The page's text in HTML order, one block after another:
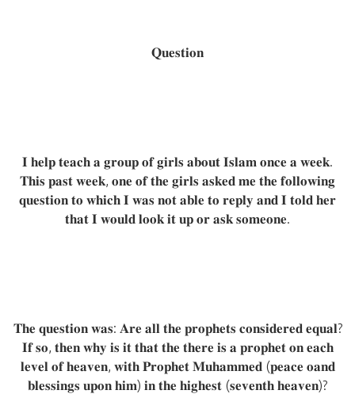
𝐐𝐮𝐞𝐬𝐭𝐢𝐨𝐧
𝐈 𝐡𝐞𝐥𝐩 𝐭𝐞𝐚𝐜𝐡 𝐚 𝐠𝐫𝐨𝐮𝐩 𝐨𝐟 𝐠𝐢𝐫𝐥𝐬 𝐚𝐛𝐨𝐮𝐭 𝐈𝐬𝐥𝐚𝐦 𝐨𝐧𝐜𝐞 𝐚 𝐰𝐞𝐞𝐤.
𝐓𝐡𝐢𝐬 𝐩𝐚𝐬𝐭 𝐰𝐞𝐞𝐤, 𝐨𝐧𝐞 𝐨𝐟 𝐭𝐡𝐞 𝐠𝐢𝐫𝐥𝐬 𝐚𝐬𝐤𝐞𝐝 𝐦𝐞 𝐭𝐡𝐞 𝐟𝐨𝐥𝐥𝐨𝐰𝐢𝐧𝐠
𝐪𝐮𝐞𝐬𝐭𝐢𝐨𝐧 𝐭𝐨 𝐰𝐡𝐢𝐜𝐡 𝐈 𝐰𝐚𝐬 𝐧𝐨𝐭 𝐚𝐛𝐥𝐞 𝐭𝐨 𝐫𝐞𝐩𝐥𝐲 𝐚𝐧𝐝 𝐈 𝐭𝐨𝐥𝐝 𝐡𝐞𝐫
𝐭𝐡𝐚𝐭 𝐈 𝐰𝐨𝐮𝐥𝐝 𝐥𝐨𝐨𝐤 𝐢𝐭 𝐮𝐩 𝐨𝐫 𝐚𝐬𝐤 𝐬𝐨𝐦𝐞𝐨𝐧𝐞.
𝐓𝐡𝐞 𝐪𝐮𝐞𝐬𝐭𝐢𝐨𝐧 𝐰𝐚𝐬: 𝐀𝐫𝐞 𝐚𝐥𝐥 𝐭𝐡𝐞 𝐩𝐫𝐨𝐩𝐡𝐞𝐭𝐬 𝐜𝐨𝐧𝐬𝐢𝐝𝐞𝐫𝐞𝐝 𝐞𝐪𝐮𝐚𝐥?
𝐈𝐟 𝐬𝐨, 𝐭𝐡𝐞𝐧 𝐰𝐡𝐲 𝐢𝐬 𝐢𝐭 𝐭𝐡𝐚𝐭 𝐭𝐡𝐞 𝐭𝐡𝐞𝐫𝐞 𝐢𝐬 𝐚 𝐩𝐫𝐨𝐩𝐡𝐞𝐭 𝐨𝐧 𝐞𝐚𝐜𝐡
𝐥𝐞𝐯𝐞𝐥 𝐨𝐟 𝐡𝐞𝐚𝐯𝐞𝐧, 𝐰𝐢𝐭𝐡 𝐏𝐫𝐨𝐩𝐡𝐞𝐭 𝐌𝐮𝐡𝐚𝐦𝐦𝐞𝐝 (𝐩𝐞𝐚𝐜𝐞 𝐨𝐚𝐧𝐝
𝐛𝐥𝐞𝐬𝐬𝐢𝐧𝐠𝐬 𝐮𝐩𝐨𝐧 𝐡𝐢𝐦) 𝐢𝐧 𝐭𝐡𝐞 𝐡𝐢𝐠𝐡𝐞𝐬𝐭 (𝐬𝐞𝐯𝐞𝐧𝐭𝐡 𝐡𝐞𝐚𝐯𝐞𝐧)?